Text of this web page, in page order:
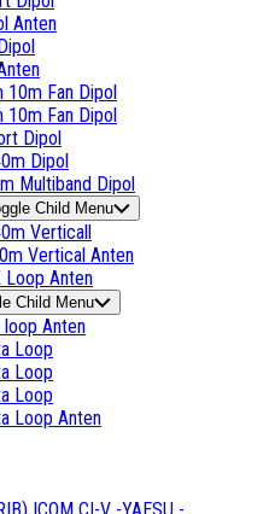
Anten
10m Fan Dipol
10m Fan Dipol
Dipol
Dipol
Multiband Dipol
Child Menu
Verticall
Vertical Anten
Loop Anten
Child Menu
Anten
Loop
Loop
Loop
Loop Anten